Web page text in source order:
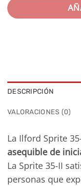
DESCRIPCIÓN
VALORACIONES (0)
La Ilford Sprite
asequible de
La Sprite 35-II
personas que